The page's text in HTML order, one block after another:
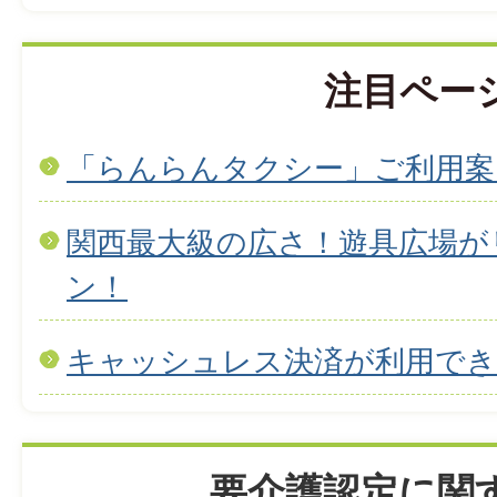
注目ペー
「らんらんタクシー」ご利用
関西最大級の広さ！遊具広場
ン！
キャッシュレス決済が利用で